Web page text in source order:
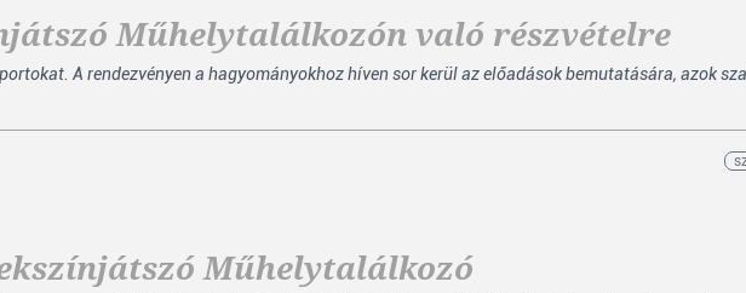
Műhelytalálkozón való részvételre
A rendezvényen a hagyományokhoz híven sor kerül az előadások bemutatására, azok
Műhelytalálkozó